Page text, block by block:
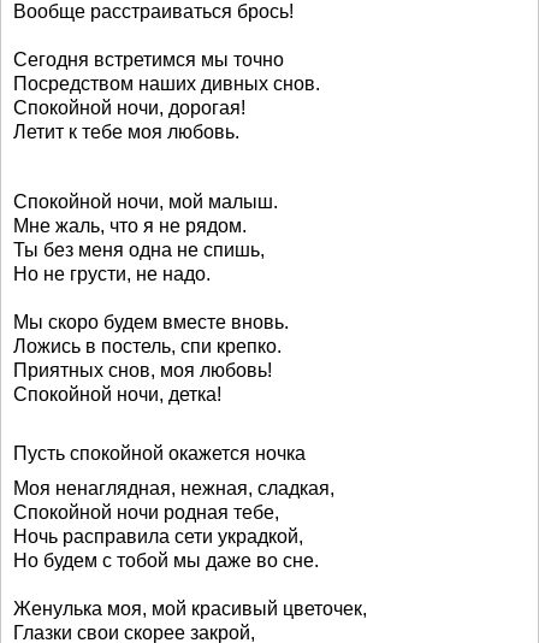
Вообще расстраиваться брось!
Сегодня встретимся мы точно
Посредством наших дивных снов.
Спокойной ночи, дорогая!
Летит к тебе моя любовь.
Спокойной ночи, мой малыш.
Мне жаль, что я не рядом.
Ты без меня одна не спишь,
Но не грусти, не надо.
Мы скоро будем вместе вновь.
Ложись в постель, спи крепко.
Приятных снов, моя любовь!
Спокойной ночи, детка!
Пусть спокойной окажется ночка
Моя ненаглядная, нежная, сладкая,
Спокойной ночи родная тебе,
Ночь расправила сети украдкой,
Но будем с тобой мы даже во сне.
Женулька моя, мой красивый цветочек,
Глазки свои скорее закрой,